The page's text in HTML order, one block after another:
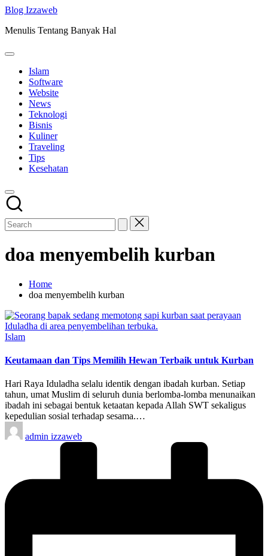
Skip
content
Blog Izzaweb
Menulis Tentang Banyak Hal
Islam
Software
Website
News
Teknologi
Bisnis
Kuliner
Traveling
Tips
Kesehatan
doa menyembelih kurban
Home
doa menyembelih kurban
Posted
Islam
Keutamaan dan Tips Memilih Hewan Terbaik untuk Kurban
Hari Raya Iduladha selalu identik dengan ibadah kurban. Setiap
tahun, umat Muslim di seluruh dunia berlomba-lomba menunaikan
ibadah ini sebagai bentuk ketaatan kepada Allah SWT sekaligus
kepedulian sosial terhadap sesama.…
Posted
by
admin izzaweb